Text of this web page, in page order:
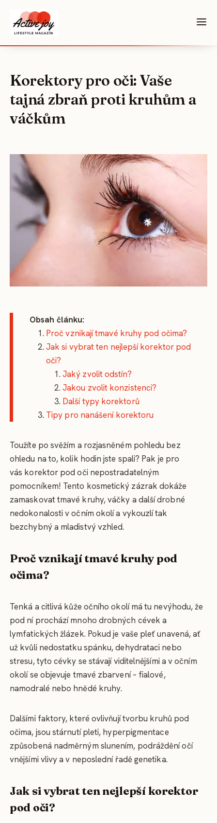
Korektory pro oči: Vaše
tajná zbraň proti kruhům a
váčkům
Obsah článku:
Proč vznikají tmavé kruhy pod očima?
Jak si vybrat ten nejlepší korektor pod
oči?
Jaký zvolit odstín?
Jakou zvolit konzistenci?
Další typy korektorů
Tipy pro nanášení korektoru
Toužíte po svěžím a rozjasněném pohledu bez
ohledu na to, kolik hodin jste spali? Pak je pro
vás korektor pod oči nepostradatelným
pomocníkem! Tento kosmetický zázrak dokáže
zamaskovat tmavé kruhy, váčky a další drobné
nedokonalosti v očním okolí a vykouzlí tak
bezchybný a mladistvý vzhled.
Proč vznikají tmavé kruhy pod
očima?
Tenká a citlivá kůže očního okolí má tu nevýhodu, že
pod ní prochází mnoho drobných cévek a
lymfatických žlázek. Pokud je vaše pleť unavená, ať
už kvůli nedostatku spánku, dehydrataci nebo
stresu, tyto cévky se stávají viditelnějšími a v očním
okolí se objevuje tmavé zbarvení – fialové,
namodralé nebo hnědé kruhy.
Dalšími faktory, které ovlivňují tvorbu kruhů pod
očima, jsou stárnutí pleti, hyperpigmentace
způsobená nadměrným slunením, podráždění očí
vnějšími vlivy a v neposlední řadě genetika.
Jak si vybrat ten nejlepší korektor
pod oči?